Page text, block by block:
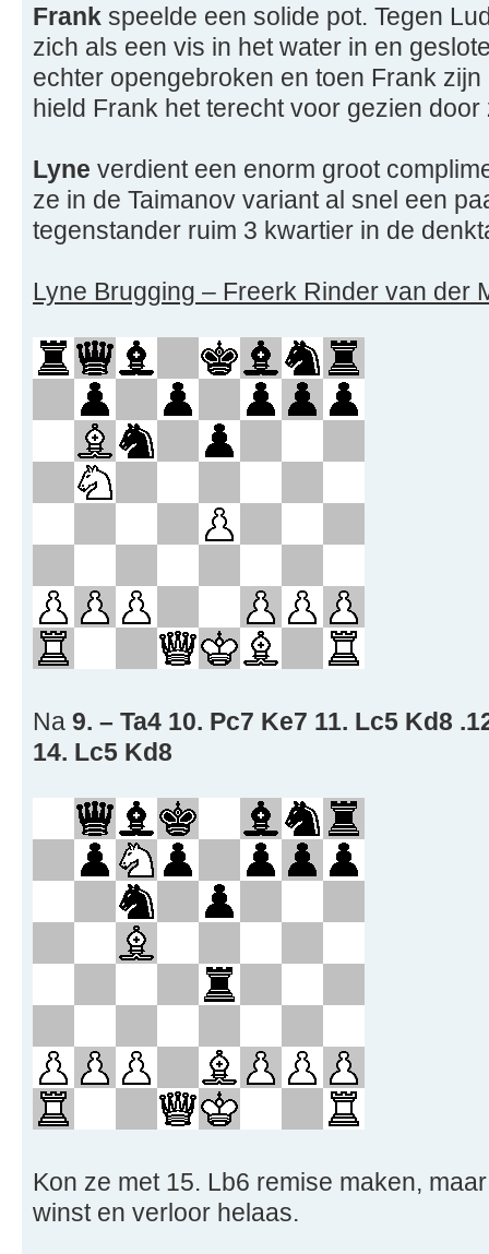
Frank speelde een solide pot. Tegen
zich als een vis in het water in en
echter opengebroken en toen Frank
hield Frank het terecht voor gezien
Lyne verdient een enorm groot
ze in de Taimanov variant al snel een
tegenstander ruim 3 kwartier in de
Lyne Brugging – Freerk Rinder van der
Na 9. – Ta4 10. Pc7 Ke7 11. Lc5 Kd8
14. Lc5 Kd8
Kon ze met 15. Lb6 remise maken,
winst en verloor helaas.